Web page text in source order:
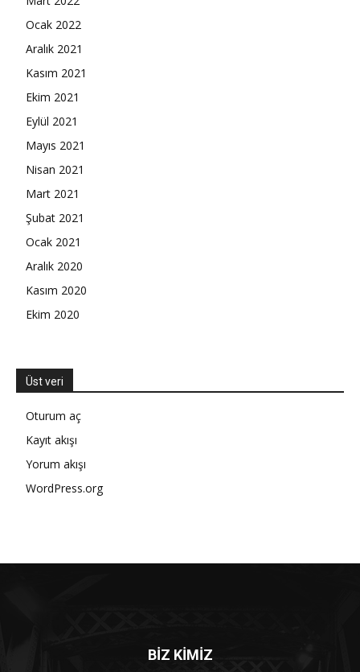
Ocak 2022
Aralık 2021
Kasım 2021
Ekim 2021
Eylül 2021
Mayıs 2021
Nisan 2021
Mart 2021
Şubat 2021
Ocak 2021
Aralık 2020
Kasım 2020
Ekim 2020
Üst veri
Oturum aç
Kayıt akışı
Yorum akışı
WordPress.org
BİZ KİMİZ